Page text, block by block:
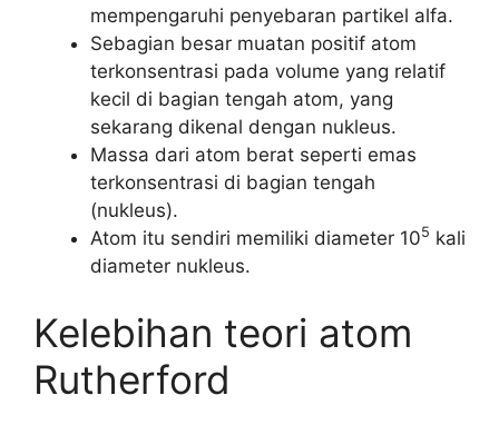
mempengaruhi penyebaran partikel alfa.
Sebagian besar muatan positif atom
terkonsentrasi pada volume yang relatif
kecil di bagian tengah atom, yang
sekarang dikenal dengan nukleus.
Massa dari atom berat seperti emas
terkonsentrasi di bagian tengah
(nukleus).
Atom itu sendiri memiliki diameter 105 kali
diameter nukleus.
Kelebihan teori atom
Rutherford